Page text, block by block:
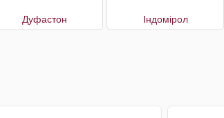
Дуфастон Індомірол